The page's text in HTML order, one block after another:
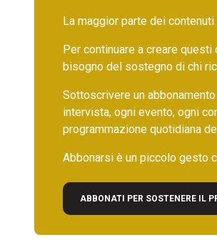
La maggior parte dei
Per continuare a creare
bisogno del sostegno di chi
Sottoscrivere un
intervista, ogni evento, ogni
programmazione quotidiana
Abbonarsi è un piccolo gesto
ABBONATI PER SOSTENERE IL